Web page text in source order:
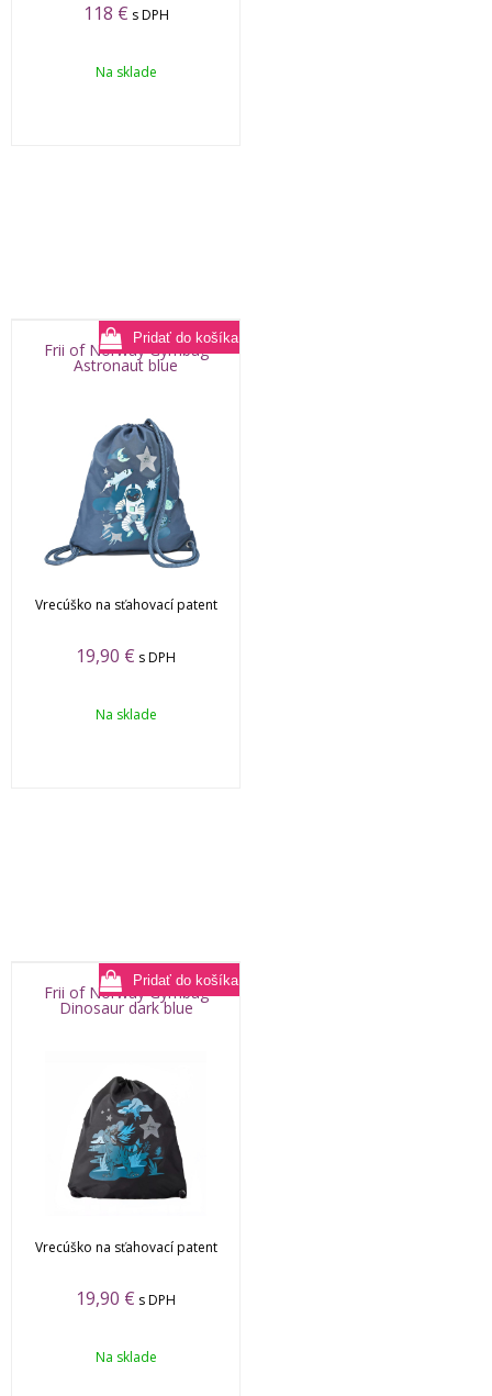
118 € s DPH
Na sklade
Frii of Norway Gymbag
Astronaut blue
Vrecúško na sťahovací patent
19,90 € s DPH
Na sklade
Frii of Norway Gymbag
Dinosaur dark blue
Vrecúško na sťahovací patent
19,90 € s DPH
Na sklade